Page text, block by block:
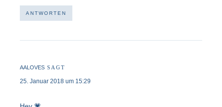
ANTWORTEN
AALOVES SAGT
25. Januar 2018 um 15:29